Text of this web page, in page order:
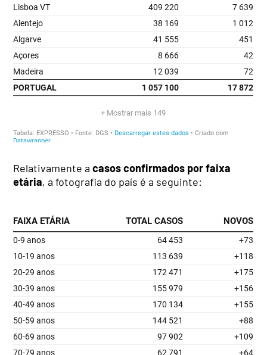
Relativamente acasos confirmados por faixa
etária, a fotografia do país é a seguinte: